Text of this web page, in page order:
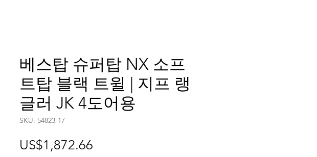
베스탑 슈퍼탑 NX 소프
트탑 블랙 트윌 | 지프 랭
글러 JK 4도어용
SKU: 54823-17
US$1,872.66